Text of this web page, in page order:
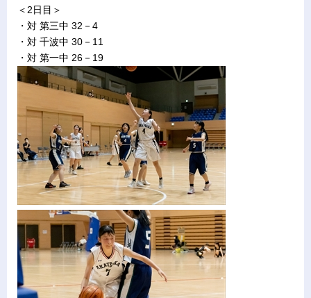
＜2日目＞
・対 第三中 32－4
・対 千波中 30－11
・対 第一中 26－19